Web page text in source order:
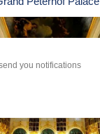
you notifications